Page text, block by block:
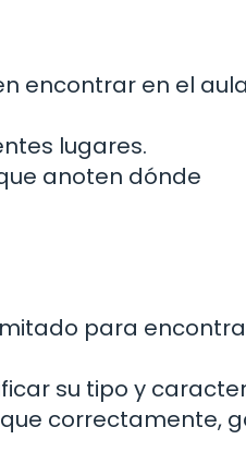
encontrar en el
lugares.
anoten dónde
para
su tipo y
correctamente,